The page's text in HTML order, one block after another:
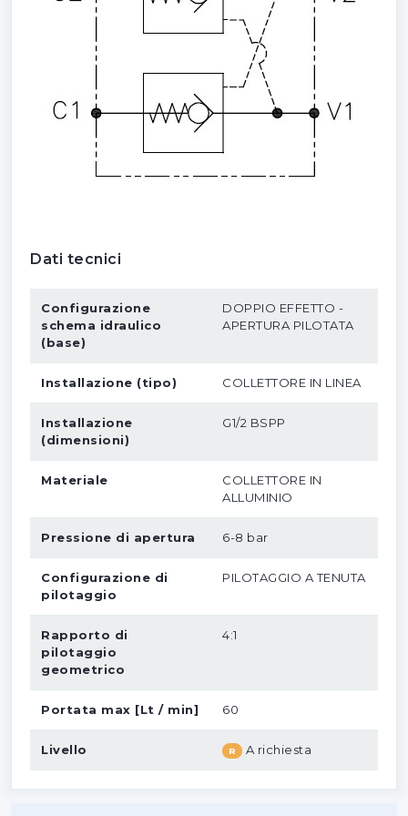
Dati tecnici
Configurazione
schema idraulico
(base)
DOPPIO EFFETTO -
APERTURA PILOTATA
Installazione (tipo) COLLETTORE IN LINEA
Installazione
(dimensioni)
G1/2 BSPP
Materiale
COLLETTORE IN
ALLUMINIO
Pressione di apertura 6-8 bar
Configurazione di
pilotaggio
PILOTAGGIO A TENUTA
Rapporto di
pilotaggio
geometrico
4:1
Portata max [Lt / min] 60
Livello R A richiesta